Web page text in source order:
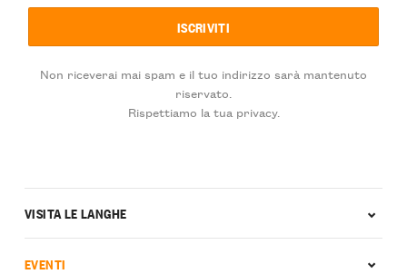
Non riceverai mai spam e il tuo indirizzo sarà mantenuto
riservato.
Rispettiamo la tua privacy.
VISITA LE LANGHE
EVENTI